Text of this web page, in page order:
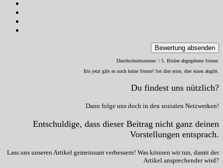
Bewertung absenden
Durchschnittssterne: / 5. Bisher abgegebene Sterne:
Bis jetzt gibt es noch keine Sterne! Sei dier erste, dier einen abgibt.
Du findest uns nützlich?
Dann folge uns doch in den sozialen Netzwerken!
Entschuldige, dass dieser Beitrag nicht ganz deinen
Vorstellungen entsprach.
Lass uns unseren Artikel gemeinsam verbessern! Was können wir tun, damit der
Artikel ansprechender wird?